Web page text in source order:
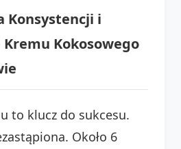
Konsystencji i
Kokosowego
to klucz do sukcesu.
Około 6